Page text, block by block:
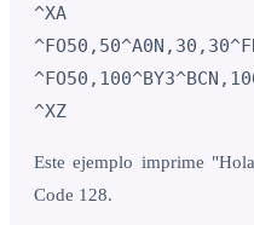
^XA
^XZ
Este ejemplo imprime
Code 128.